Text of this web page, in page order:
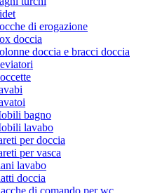
di erogazione
doccia
doccia e bracci doccia
bagno
lavabo
per doccia
per vasca
lavabo
doccia
di comando per wc